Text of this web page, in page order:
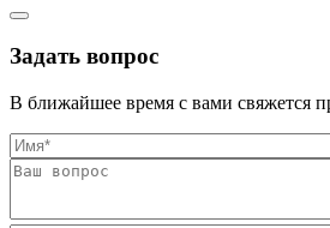
Задать вопрос
В ближайшее время с вами свяжется